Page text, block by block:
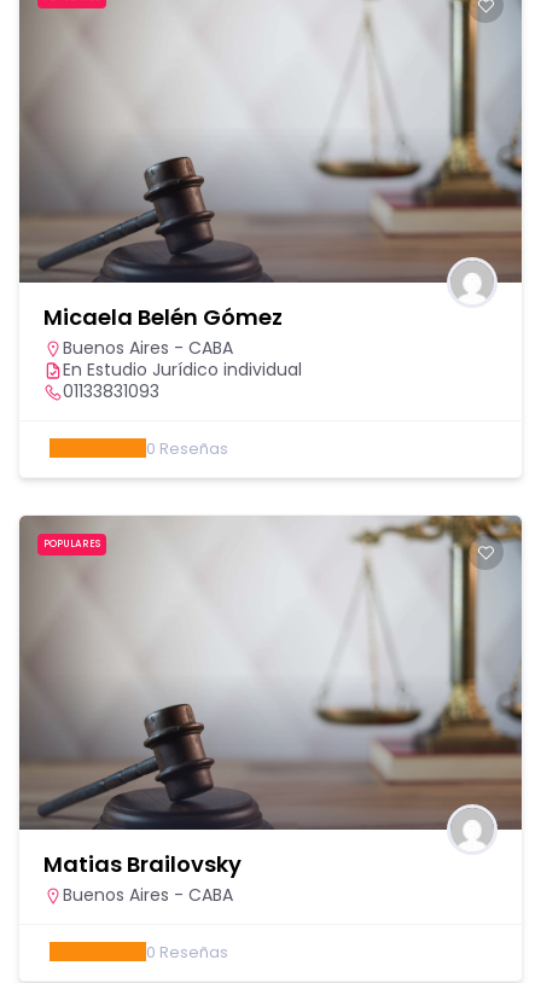
Micaela Belén Gómez
Buenos Aires - CABA
En Estudio Jurídico individual
01133831093
0 Reseñas
POPULARES
Matias Brailovsky
Buenos Aires - CABA
0 Reseñas